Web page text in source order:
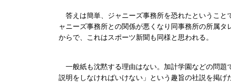
答えは簡単、ジャニーズ事務所を恐れたということ
ャニーズ事務所との関係が悪くなり同事務所の所属
からで、これはスポーツ新聞も同様と思われる。
一般紙も沈黙する理由はない。加計学園などの問題
説明をしなければいけない」という趣旨の社説を掲